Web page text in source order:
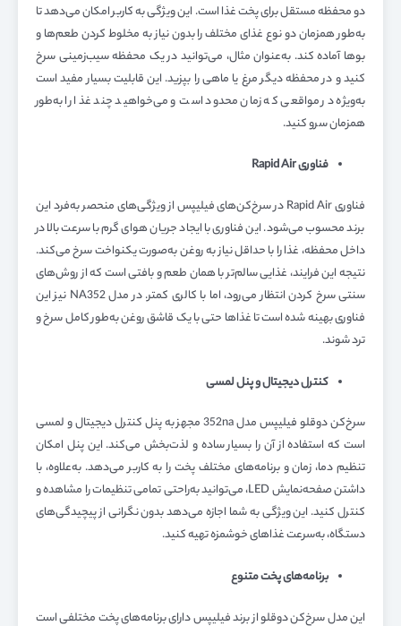
دو محفظه مستقل برای پخت غذا است. این ویژگی به کاربر امکان می‌دهد تا
به‌طور همزمان دو نوع غذای مختلف را بدون نیاز به مخلوط کردن طعم‌ها و
بوها آماده کند. به‌عنوان مثال، می‌توانید در یک محفظه سیب‌زمینی سرخ
کنید و در محفظه دیگر مرغ یا ماهی را بپزید. این قابلیت بسیار مفید است
به‌ویژه در مواقعی که زمان محدود است و می‌خواهید چند غذا را به‌طور
همزمان سرو کنید.
فناوریRapid Air
فناوری Rapid Air در سرخ‌کن‌های فیلیپس از ویژگی‌های منحصر به‌فرد این
برند محسوب می‌شود. این فناوری با ایجاد جریان هوای گرم با سرعت بالا در
داخل محفظه، غذا را با حداقل نیاز به روغن به‌صورت یکنواخت سرخ می‌کند.
نتیجه این فرایند، غذایی سالم‌تر با همان طعم و بافتی است که از روش‌های
سنتی سرخ کردن انتظار می‌رود، اما با کالری کمتر. در مدل NA352 نیز این
فناوری بهینه شده است تا غذاها حتی با یک قاشق روغن به‌طور کامل سرخ و
ترد شوند.
کنترل دیجیتال و پنل لمسی
سرخ‌کن دوقلو فیلیپس مدل 352na مجهز به پنل کنترل دیجیتال و لمسی
است که استفاده از آن را بسیار ساده و لذت‌بخش می‌کند. این پنل امکان
تنظیم دما، زمان و برنامه‌های مختلف پخت را به کاربر می‌دهد. به‌علاوه، با
داشتن صفحه‌نمایش LED، می‌توانید به‌راحتی تمامی تنظیمات را مشاهده و
کنترل کنید. این ویژگی به شما اجازه می‌دهد بدون نگرانی از پیچیدگی‌های
دستگاه، به‌سرعت غذاهای خوشمزه تهیه کنید.
برنامه‌های پخت متنوع
این مدل سرخ‌کن دوقلو از برند فیلیپس دارای برنامه‌های پخت مختلفی است